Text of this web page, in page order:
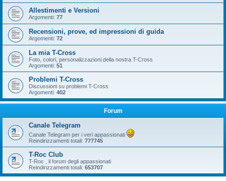
Allestimenti e Versioni
Argomenti: 77
Recensioni, prove, ed impressioni di guida
Argomenti: 72
La mia T-Cross
Foto, colori, personalizzazioni della nostra T-Cross
Argomenti: 51
Problemi T-Cross
Discussioni su problemi T-Cross
Argomenti: 402
Forum
Canale Telegram
Canale Telegram per i veri appassionati
Reindirizzamenti totali: 777745
T-Roc Club
T-Roc , il forum degli appassionati
Reindirizzamenti totali: 653707